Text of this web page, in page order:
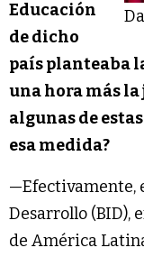
Educación
de dicho
país planteaba
una hora más
algunas de
esa medida?
—Efectivamente,
Desarrollo (BID),
de América